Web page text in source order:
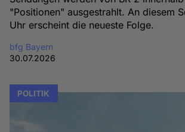
"Positionen" ausgestrahlt. An diesem
Uhr erscheint die neueste Folge.
bfg Bayern
30.07.2026
POLITIK